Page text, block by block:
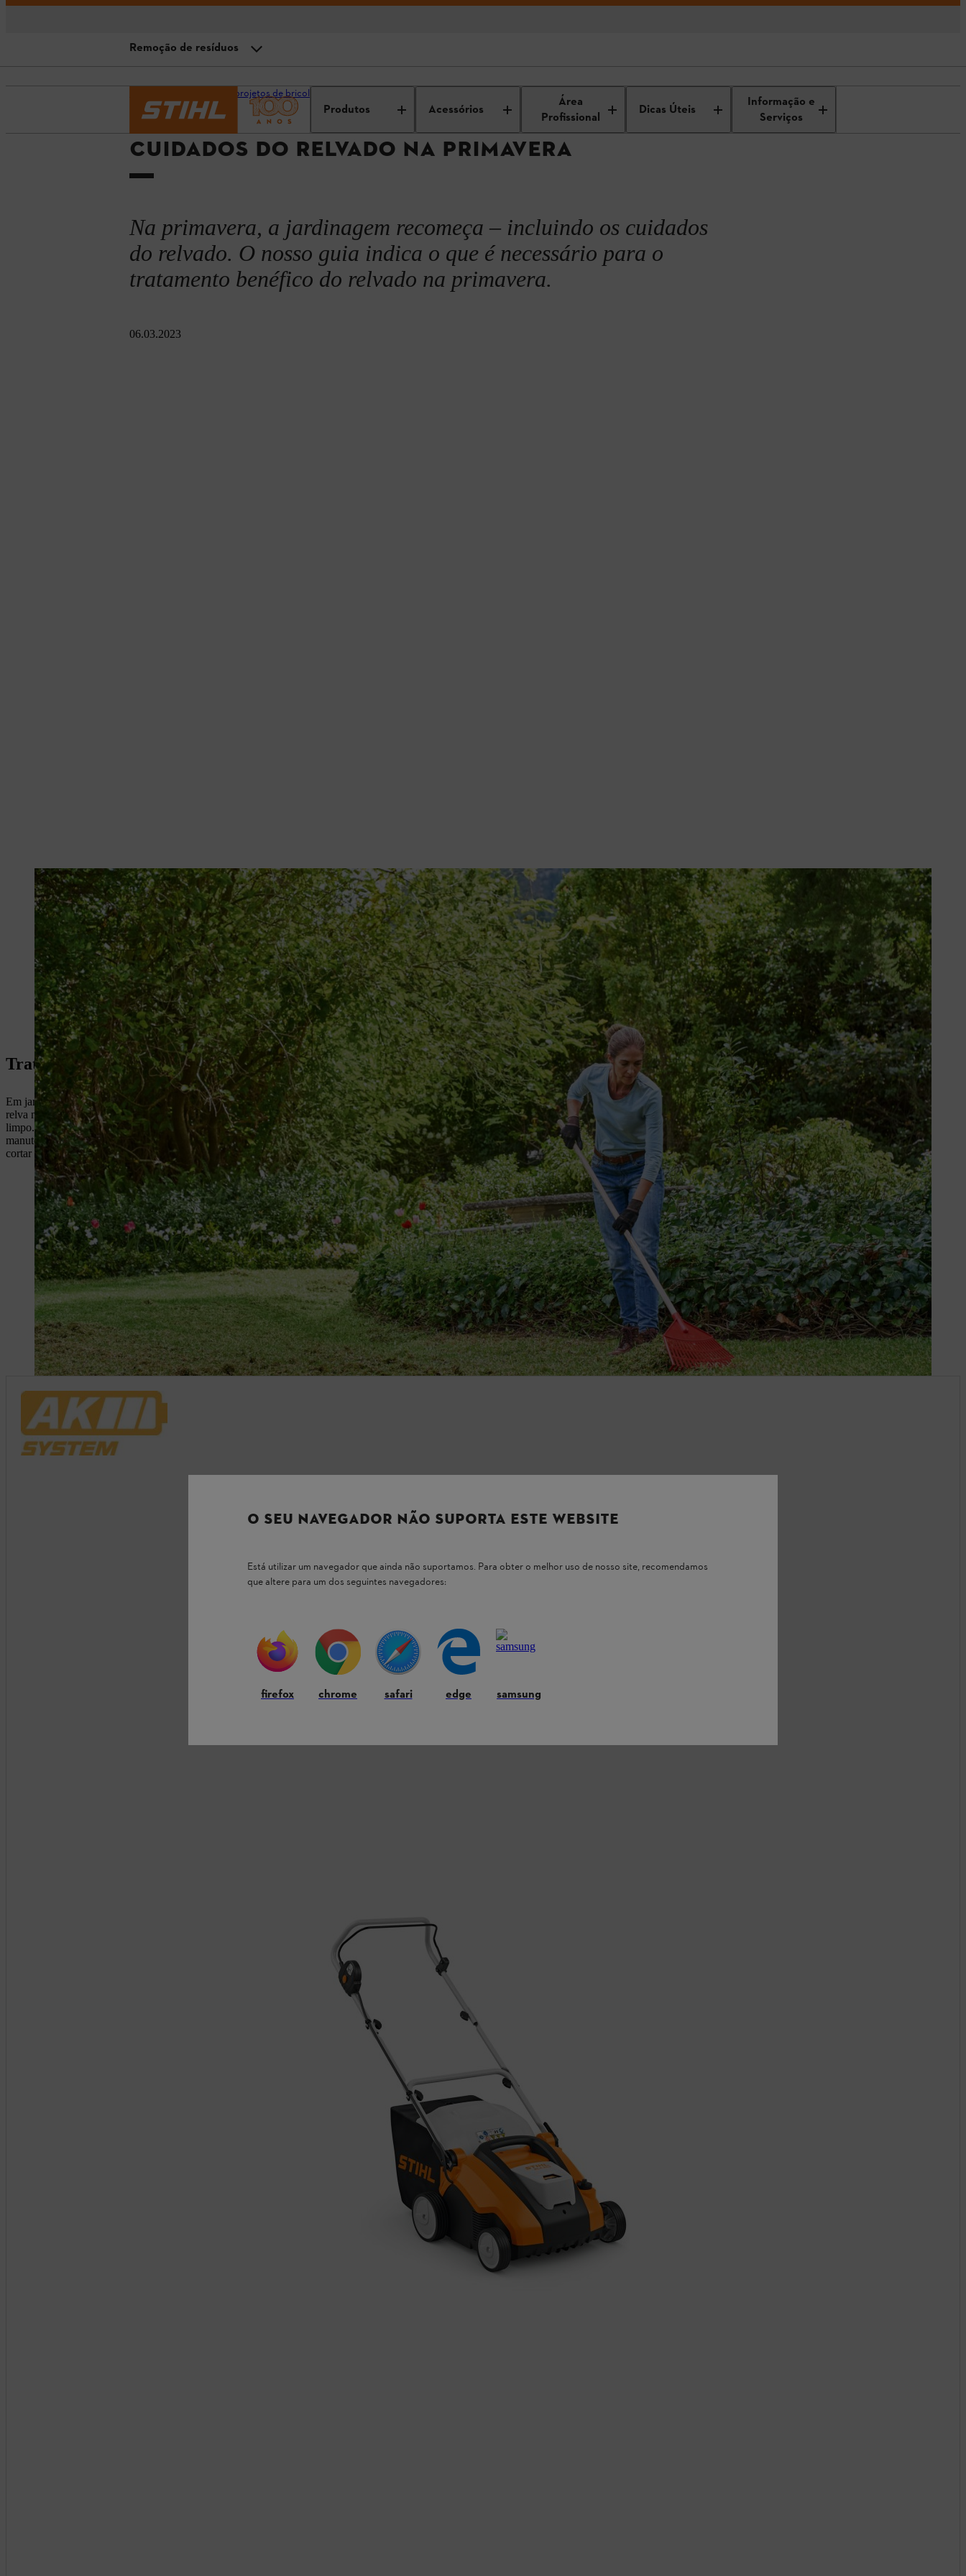
Produtos Acessórios
Área
Profissional
Dicas Úteis
Informação e
Serviços
Dicas e projetos de bricolage e jardim Cuidados do relvado Cuidados do relvado na primavera
CUIDADOS DO RELVADO NA PRIMAVERA
Na primavera, a jardinagem recomeça – incluindo os cuidados
do relvado. O nosso guia indica o que é necessário para o
tratamento benéfico do relvado na primavera.
06.03.2023
Remoção de resíduos
Remoção de resíduos
Nutrição do relvado na primavera
Escarificar e passar o ancinho no relvado
Arejar para tratar do solo compactado
Tratamento da relva na nova estação começa com a remoção de resíduos
Em jardinagem, a primavera significa a chegada de um novo ano. Quando o tempo começa a aquecer, sabe que está na altura de recomeçar a calendarizar os cuidados com a
relva na primavera – afinal, esse longo período de inatividade durante a estação fria significa que o seu relvado ficou com fome! Mas antes de o poder fertilizar, precisa de ser
limpo. Isso significa juntar com o ancinho todas as folhas e galhos partidos que se acumularam no relvado desde a última limpeza. A quantidade de cuidados a ter na
manutenção de relvados na primavera também depende do estado da relva: há musgo ou palha de relva (thatch)? Tem muita erva morta? Nesse caso, pode não ser suficiente
cortar a relva antes da nutrição do relvado na primavera – também poderá ter de o escarificar.
O SEU NAVEGADOR NÃO SUPORTA ESTE WEBSITE
Está utilizar um navegador que ainda não suportamos. Para obter o melhor uso de nosso site, recomendamos
que altere para um dos seguintes navegadores:
firefox chrome safari edge samsung